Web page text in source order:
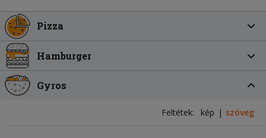
Pizza
Hamburger
Gyros
Feltétek: kép szöveg